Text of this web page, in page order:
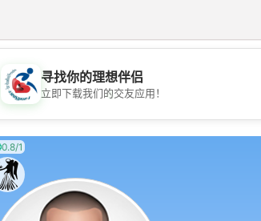
💖
寻找你的理想伴侣
立即下载我们的交友应用！
0.8/1